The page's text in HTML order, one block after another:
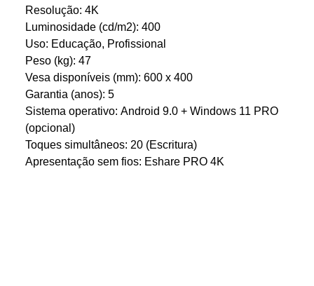
Resolução: 4K
Luminosidade (cd/m2): 400
Uso: Educação, Profissional
Peso (kg): 47
Vesa disponíveis (mm): 600 x 400
Garantia (anos): 5
Sistema operativo: Android 9.0 + Windows 11 PRO
(opcional)
Toques simultâneos: 20 (Escritura)
Apresentação sem fios: Eshare PRO 4K